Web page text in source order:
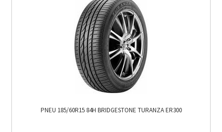
PNEU 185/60R15 84H BRIDGESTONE TURANZA ER300